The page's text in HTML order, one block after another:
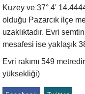
Kuzey ve 37° 4'
olduğu Pazarcık ilçe
uzaklıktadır. Evri
mesafesi ise yaklaşık
Evri rakımı 549
yüksekliği)